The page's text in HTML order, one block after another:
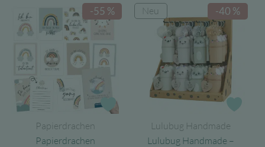
-55 %
Papierdrachen
Papierdrachen
-40 %
Neu
Lulubug Handmade
Lulubug Handmade –